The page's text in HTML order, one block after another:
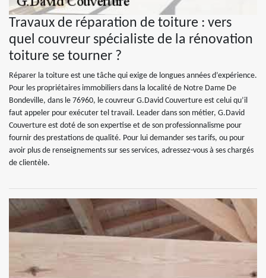
Travaux de réparation de toiture : vers
quel couvreur spécialiste de la rénovation
toiture se tourner ?
Réparer la toiture est une tâche qui exige de longues années d’expérience.
Pour les propriétaires immobiliers dans la localité de Notre Dame De
Bondeville, dans le 76960, le couvreur G.David Couverture est celui qu’il
faut appeler pour exécuter tel travail. Leader dans son métier, G.David
Couverture est doté de son expertise et de son professionnalisme pour
fournir des prestations de qualité. Pour lui demander ses tarifs, ou pour
avoir plus de renseignements sur ses services, adressez-vous à ses chargés
de clientèle.